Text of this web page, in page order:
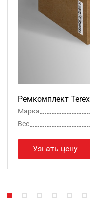
Ремкомплект Terex
Марка
Вес
Узнать цену